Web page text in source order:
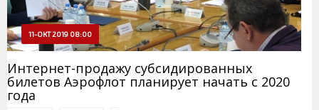
11-ОКТ 2019 08:00
Интернет-продажу субсидированных
билетов Аэрофлот планирует начать с 2020
года